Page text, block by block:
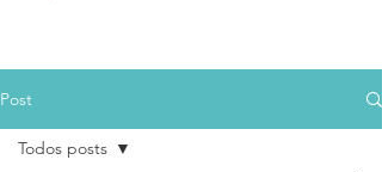
Post
Todos posts